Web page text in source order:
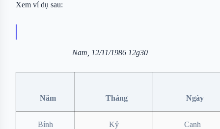
Xem ví dụ sau:
Nam, 12/11/1986 12g30
Năm Tháng Ngày
Bính Kỷ Canh